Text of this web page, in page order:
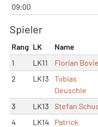
09:00
Spieler
Rang LK Name
1
LK11 Florian Bovie
2
LK13
Tobias
Deuschle
3 LK13 Stefan
4
LK14
Patrick